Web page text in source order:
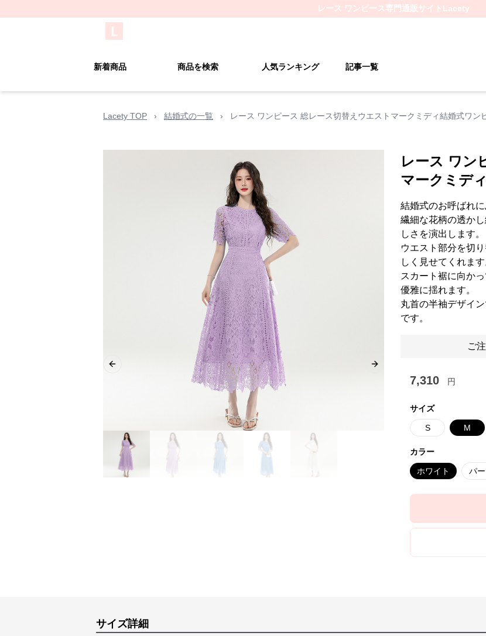
レース ワンピース専門通販サイト Lacety
新着商品 商品を検索 人気ランキング 記事一覧
Lacety TOP › 結婚式の一覧 › レース ワンピース 総レース切替えウエストマークミディ結婚式ワン
Previous slide Next slide
レース ワン
マークミデ
結婚式のお呼ばれ
繊細な花柄の透か
しさを演出します。
ウエスト部分を切
しく見せてくれます
スカート裾に向か
優雅に揺れます。
丸首の半袖デザイ
です。
ご
7,310 円
サイズ
S M
カラー
ホワイト パ
サイズ詳細